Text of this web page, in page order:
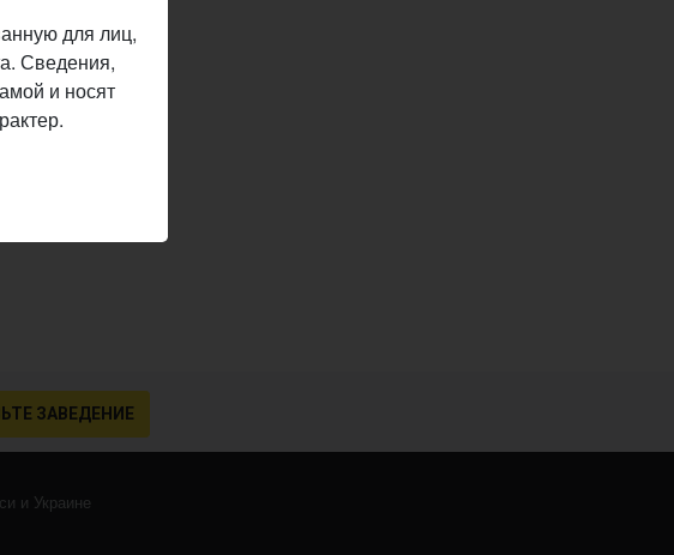
ЗАВЕДЕНИЕ
и Украине
для лиц,
Сведения,
и носят